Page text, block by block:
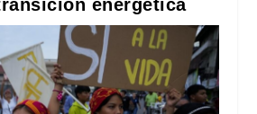
energética